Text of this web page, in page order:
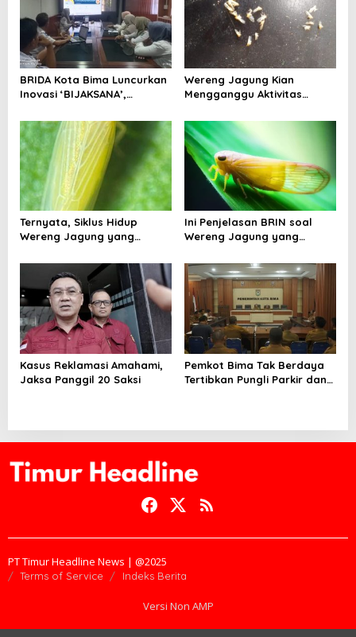
o
s
BRIDA Kota Bima Luncurkan
Inovasi ‘BIJAKSANA’,
Berbasis Stakeholder
Analisis
Wereng Jagung Kian
Mengganggu Aktivitas
Miliki Solusi?
Ternyata, Siklus Hidup
Wereng Jagung yang
Bertahan Hingga 30 Hari
Ini Penjelasan BRIN soal
Wereng Jagung yang
Kasus Reklamasi Amahami,
Jaksa Panggil 20 Saksi
Pemkot Bima Tak Berdaya
Tertibkan Pungli Parkir dan
PT Timur Headline News | @2025
Terms of Service Indeks Berita
Versi Non AMP